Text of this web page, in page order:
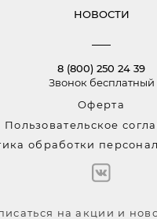
НОВОСТИ
8 (800) 250 24 39
Звонок бесплатный
Оферта
Пользовательское
обработки
на акции и